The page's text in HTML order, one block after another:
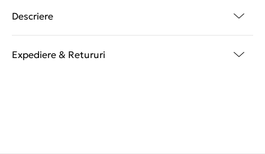
Descriere
Expediere & Retururi